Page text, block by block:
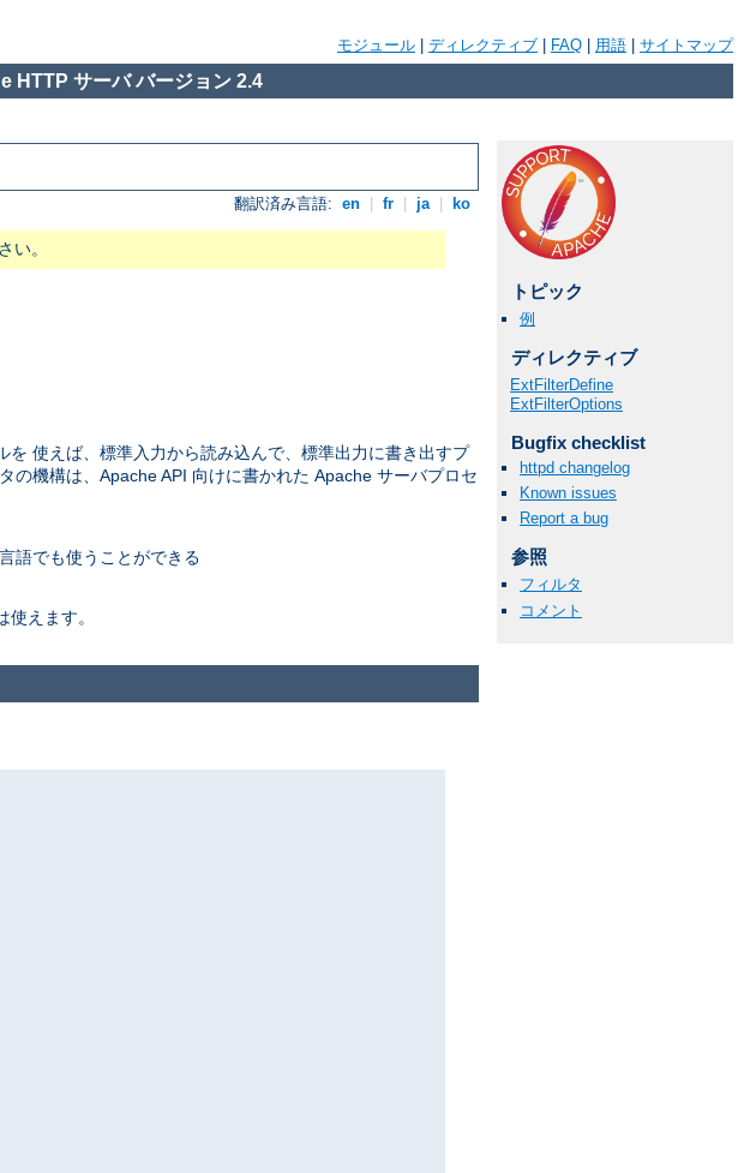
モジュール ディレクティブ FAQ 用語 サイトマップ
HTTP サーバ バージョン 2.4
翻訳済み言語: en fr ja ko
い。
使えば、標準入力から読み込んで、標準出力に書き出すプ
の機構は、Apache API 向けに書かれた Apache サーバプロセ
語でも使うことができる
使えます。
トピック
例
ディレクティブ
ExtFilterDefine
ExtFilterOptions
Bugfix checklist
httpd changelog
Known issues
Report a bug
参照
フィルタ
コメント